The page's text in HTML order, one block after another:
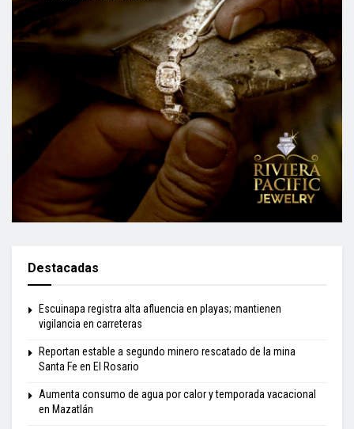
Destacadas
Escuinapa registra alta afluencia en playas; mantienen
vigilancia en carreteras
Reportan estable a segundo minero rescatado de la mina
Santa Fe en El Rosario
Aumenta consumo de agua por calor y temporada vacacional
en Mazatlán